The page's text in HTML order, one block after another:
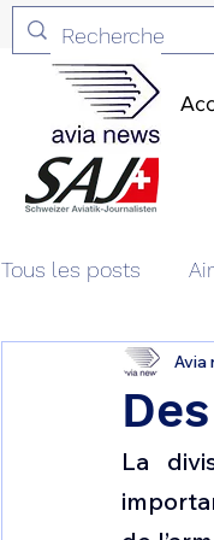
Tous les posts
Aviation &
Patrimoine
Avia
La